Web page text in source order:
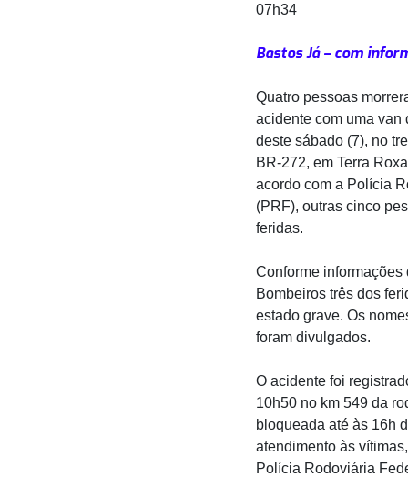
07h34
Bastos Já – com
Quatro pessoas
acidente com uma van
deste sábado (7), no
BR-272, em Terra
acordo com a Polícia
(PRF), outras cinco
feridas.
Conforme informações
Bombeiros três dos
estado grave. Os
foram divulgados.
O acidente foi
10h50 no km 549 da
bloqueada até às 16h
atendimento às
Polícia Rodoviária